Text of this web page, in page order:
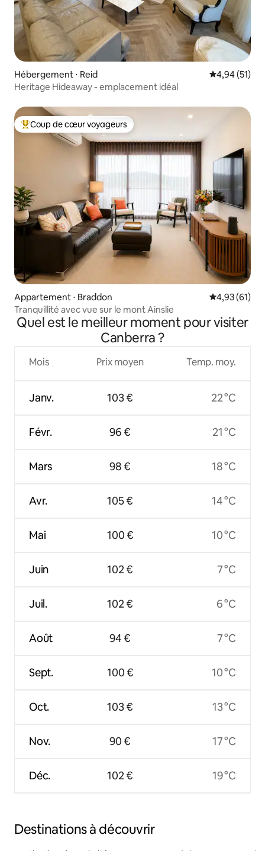
Hébergement ⋅ Reid Évaluation
4,94 (51)
Heritage Hideaway - emplacement idéal
Coups de cœur voyageurs les plus appréciés
Coup de cœur voyageurs
Appartement ⋅ Braddon Évaluation
4,93 (61)
Tranquillité avec vue sur le mont Ainslie
Quel est le meilleur moment pour visiter
Canberra ?
Mois
Janv.
Févr.
Mars
Avr.
Mai
Juin
Juil.
Août
Sept.
Oct.
Nov.
Déc.
Prix moyen
103 €
96 €
98 €
105 €
100 €
102 €
102 €
94 €
100 €
103 €
90 €
102 €
Temp. moy.
22 °C
21 °C
18 °C
14 °C
10 °C
7 °C
6 °C
7 °C
10 °C
13 °C
17 °C
19 °C
Destinations à découvrir